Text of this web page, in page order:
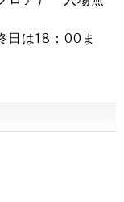
は18：00ま